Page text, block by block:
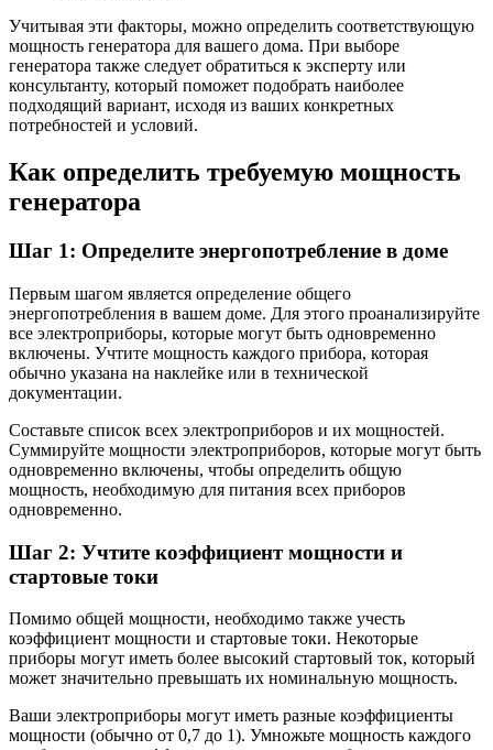
Учитывая эти факторы, можно определить соответствующую
мощность генератора для вашего дома. При выборе
генератора также следует обратиться к эксперту или
консультанту, который поможет подобрать наиболее
подходящий вариант, исходя из ваших конкретных
потребностей и условий.
Как определить требуемую мощность
генератора
Шаг 1: Определите энергопотребление в доме
Первым шагом является определение общего
энергопотребления в вашем доме. Для этого проанализируйте
все электроприборы, которые могут быть одновременно
включены. Учтите мощность каждого прибора, которая
обычно указана на наклейке или в технической
документации.
Составьте список всех электроприборов и их мощностей.
Суммируйте мощности электроприборов, которые могут быть
одновременно включены, чтобы определить общую
мощность, необходимую для питания всех приборов
одновременно.
Шаг 2: Учтите коэффициент мощности и
стартовые токи
Помимо общей мощности, необходимо также учесть
коэффициент мощности и стартовые токи. Некоторые
приборы могут иметь более высокий стартовый ток, который
может значительно превышать их номинальную мощность.
Ваши электроприборы могут иметь разные коэффициенты
мощности (обычно от 0,7 до 1). Умножьте мощность каждого